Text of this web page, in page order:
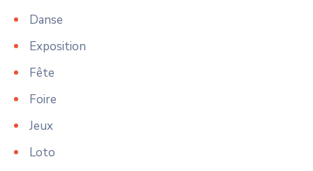
Danse
Exposition
Fête
Foire
Jeux
Loto